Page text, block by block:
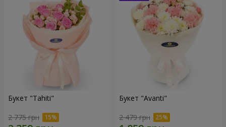
Букет "Tahiti"
2 775 грн
Букет "Avanti"
2 479 грн